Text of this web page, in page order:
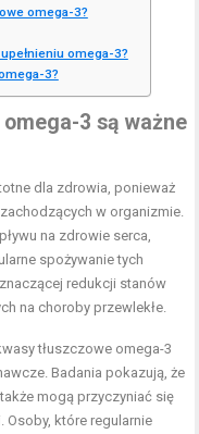
omega-3?
omega-3?
3?
3 są ważne
dla zdrowia, ponieważ
w organizmie.
na zdrowie serca,
spożywanie tych
redukcji stanów
na choroby przewlekłe.
tłuszczowe omega-3
Badania pokazują, że
mogą przyczyniać się
Osoby, które regularnie